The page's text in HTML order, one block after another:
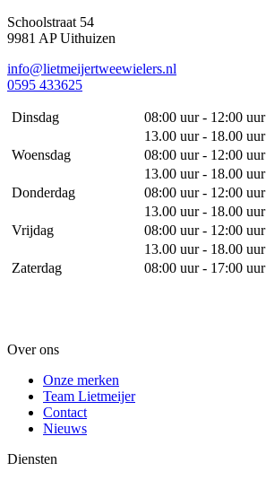
Schoolstraat 54
9981 AP Uithuizen
info@lietmeijertweewielers.nl
0595 433625
Dinsdag
08:00 uur - 12:00 uur
13.00 uur - 18.00 uur
Woensdag
08:00 uur - 12:00 uur
13.00 uur - 18.00 uur
Donderdag
08:00 uur - 12:00 uur
13.00 uur - 18.00 uur
Vrijdag
08:00 uur - 12:00 uur
13.00 uur - 18.00 uur
Zaterdag
08:00 uur - 17:00 uur
Over ons
Onze merken
Team Lietmeijer
Contact
Nieuws
Diensten